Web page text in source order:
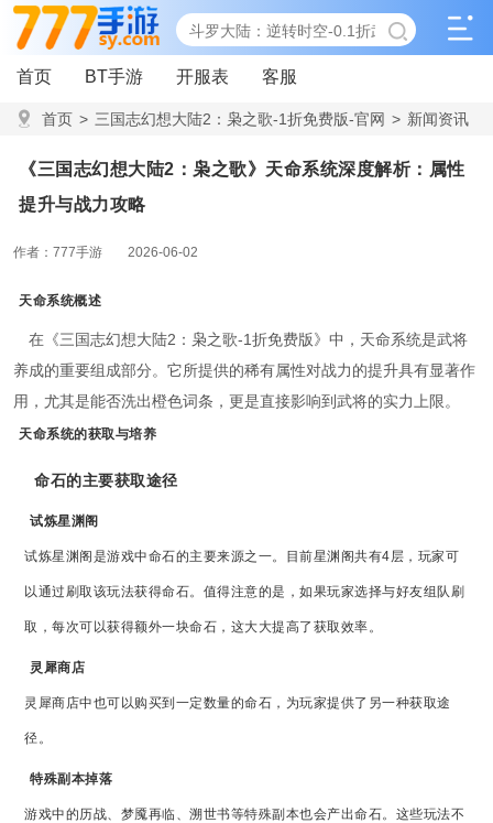
首页 BT手游 开服表 客服
首页 > 三国志幻想大陆2：枭之歌-1折免费版-官网 > 新闻资讯
《三国志幻想大陆2：枭之歌》天命系统深度解析：属性
提升与战力攻略
作者：777手游 2026-06-02
天命系统概述
在《三国志幻想大陆2：枭之歌-1折免费版》中，天命系统是武将
养成的重要组成部分。它所提供的稀有属性对战力的提升具有显著作
用，尤其是能否洗出橙色词条，更是直接影响到武将的实力上限。
天命系统的获取与培养
命石的主要获取途径
试炼星渊阁
试炼星渊阁是游戏中命石的主要来源之一。目前星渊阁共有4层，玩家可
以通过刷取该玩法获得命石。值得注意的是，如果玩家选择与好友组队刷
取，每次可以获得额外一块命石，这大大提高了获取效率。
灵犀商店
灵犀商店中也可以购买到一定数量的命石，为玩家提供了另一种获取途
径。
特殊副本掉落
游戏中的历战、梦魇再临、溯世书等特殊副本也会产出命石。这些玩法不